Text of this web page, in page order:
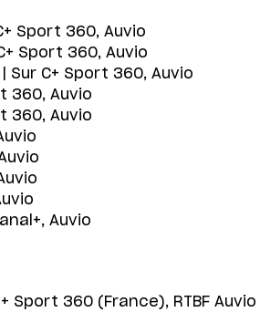
Sport 360, Auvio
Sport 360, Auvio
Sur C+ Sport 360, Auvio
360, Auvio
360, Auvio
Auvio
Sport 360 (France), RTBF Auvio